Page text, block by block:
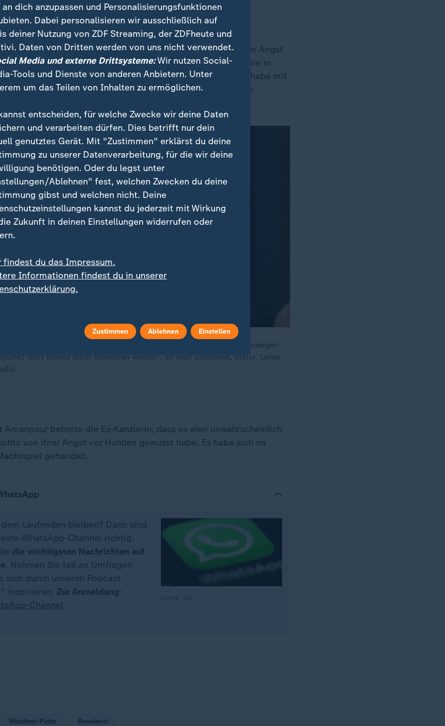
Merkels Angst vor Hunden aus
in ihrem Buch, Putin habe bei einem Treffen 2007 von ihrer Angst
und seinen Labrador bewusst ins Zimmer gelassen, um sie in
Kremlsprecher Dmitri Peskow sagte daraufhin, Putin habe mit
seines Hundes ins Verhandlungszimmer nur eine gemütliche
wollen.
35 Jahre im Westen gelebt, sie ist heute 70 Jahre alt. Genau deswegen
jetzt dieses Buch schreiben wollen", so Wulf Schmiese, stellv. Leiter
Amanpour betonte die Ex-Kanzlerin, dass es eher unwahrscheinlich
von ihrer Angst vor Hunden gewusst habe. Es habe sich im
gehandelt.
Laufenden bleiben? Dann sind
WhatsApp-Channel richtig.
die wichtigsten Nachrichten auf
. Nehmen Sie teil an Umfragen
sich durch unseren Podcast
inspirieren. Zur Anmeldung:
Channel.
Wladimir Putin Russland
an dich anzupassen und Personalisierungsfunktionen
Dabei personalisieren wir ausschließlich auf
deiner Nutzung von ZDF Streaming, der ZDFheute und
Daten von Dritten werden von uns nicht verwendet.
Media und externe Drittsysteme:Wir nutzen Social-
Tools und Dienste von anderen Anbietern. Unter
um das Teilen von Inhalten zu ermöglichen.
entscheiden, für welche Zwecke wir deine Daten
und verarbeiten dürfen. Dies betrifft nur dein
genutztes Gerät. Mit "Zustimmen" erklärst du deine
zu unserer Datenverarbeitung, für die wir deine
benötigen. Oder du legst unter
Ablehnen" fest, welchen Zwecken du deine
gibst und welchen nicht. Deine
kannst du jederzeit mit Wirkung
Zukunft in deinen Einstellungen widerrufen oder
findest du das Impressum.
Informationen findest du in unserer
Zustimmen Ablehnen Einstellen